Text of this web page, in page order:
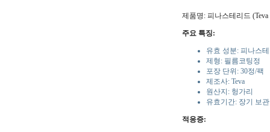
제품명: 피나스테리드
주요 특징:
유효 성분: 피나스
제형: 필름코팅정
포장 단위: 30정/팩
제조사: Teva
원산지: 헝가리
유효기간: 장기 보
적응증: